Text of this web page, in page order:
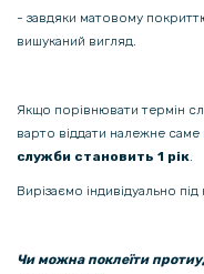
- завдяки матовому
вишуканий вигляд.
Якщо порівнювати термін
варто віддати належне саме
служби становить 1 рік.
Вирізаємо індивідуально
Чи можна поклеїти